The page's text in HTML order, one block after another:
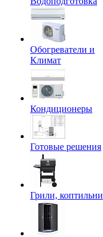
Обогреватели и
Климат
Кондиционеры
Готовые решения
Грили, коптильни